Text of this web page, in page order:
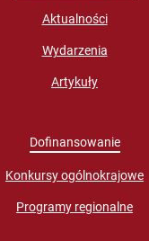
Aktualności
Wydarzenia
Artykuły
Dofinansowanie
Konkursy ogólnokrajowe
Programy regionalne